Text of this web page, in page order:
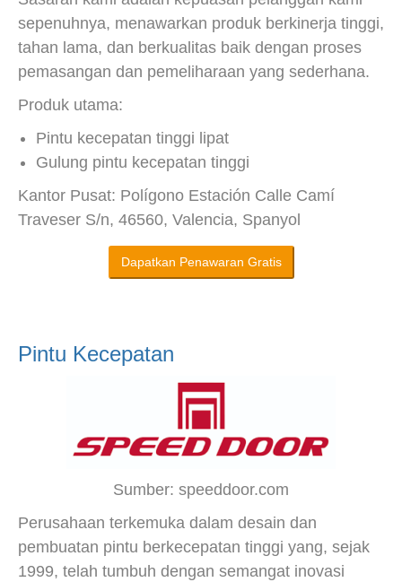
sepenuhnya, menawarkan produk berkinerja tinggi,
tahan lama, dan berkualitas baik dengan proses
pemasangan dan pemeliharaan yang sederhana.
Produk utama:
Pintu kecepatan tinggi lipat
Gulung pintu kecepatan tinggi
Kantor Pusat: Polígono Estación Calle Camí
Traveser S/n, 46560, Valencia, Spanyol
Dapatkan Penawaran Gratis
Pintu Kecepatan
Sumber: speeddoor.com
Perusahaan terkemuka dalam desain dan
pembuatan pintu berkecepatan tinggi yang, sejak
1999, telah tumbuh dengan semangat inovasi